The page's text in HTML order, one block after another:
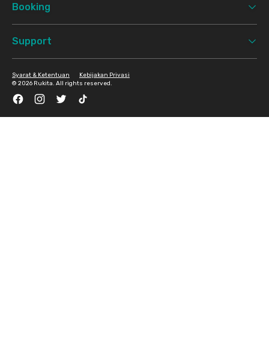
Booking
Support
© 2026 Rukita. All rights reserved.
Syarat & Ketentuan Kebijakan Privasi
FacebookInstagramTwitter TikTok